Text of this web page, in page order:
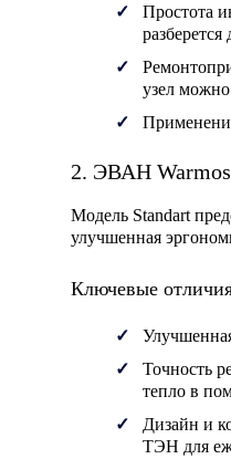
Простота
узел
2. ЭВАН Warmos
Модель Standart
улучшенная
Ключевые
Точность
тепло в
Дизайн и
ТЭН для